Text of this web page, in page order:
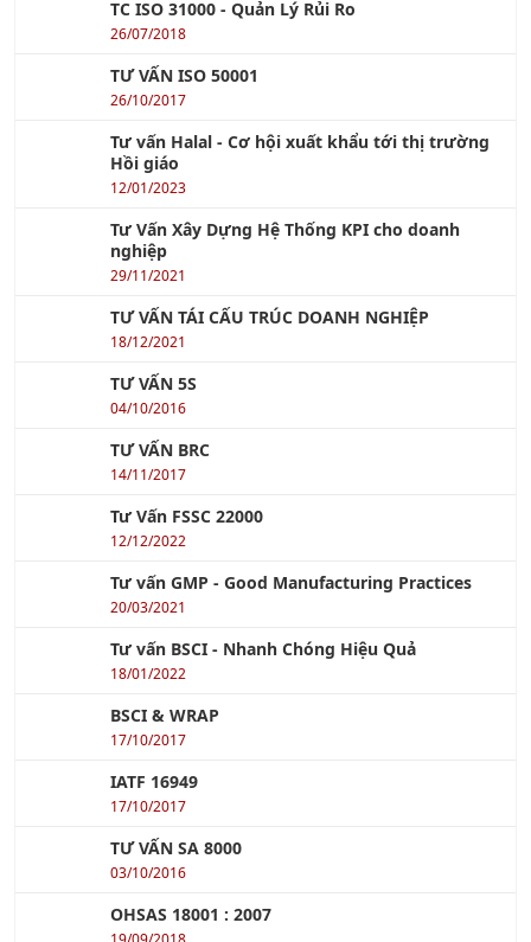
TC ISO 31000 - Quản Lý Rủi Ro
26/07/2018
TƯ VẤN ISO 50001
26/10/2017
Tư vấn Halal - Cơ hội xuất khẩu tới thị trường
Hồi giáo
12/01/2023
Tư Vấn Xây Dựng Hệ Thống KPI cho doanh
nghiệp
29/11/2021
TƯ VẤN TÁI CẤU TRÚC DOANH NGHIỆP
18/12/2021
TƯ VẤN 5S
04/10/2016
TƯ VẤN BRC
14/11/2017
12/12/2022
20/03/2021
18/01/2022
17/10/2017
17/10/2017
03/10/2016